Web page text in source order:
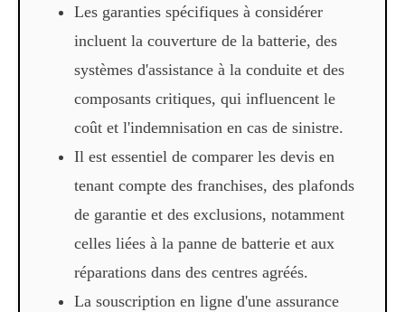
Les garanties spécifiques à considérer
incluent la couverture de la batterie, des
systèmes d'assistance à la conduite et des
composants critiques, qui influencent le
coût et l'indemnisation en cas de sinistre.
Il est essentiel de comparer les devis en
tenant compte des franchises, des plafonds
de garantie et des exclusions, notamment
celles liées à la panne de batterie et aux
réparations dans des centres agréés.
La souscription en ligne d'une assurance